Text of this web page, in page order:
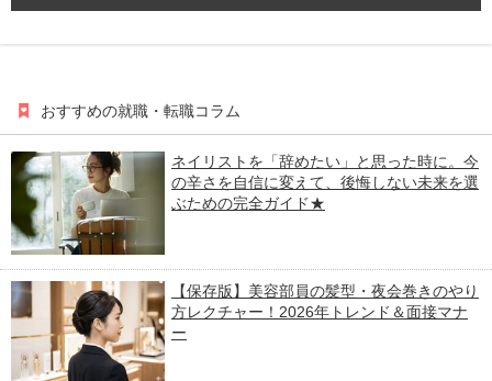
おすすめの就職・転職コラム
ネイリストを「辞めたい」と思った時に。今
の辛さを自信に変えて、後悔しない未来を選
ぶための完全ガイド★
【保存版】美容部員の髪型・夜会巻きのやり
方レクチャー！2026年トレンド＆面接マナ
ー